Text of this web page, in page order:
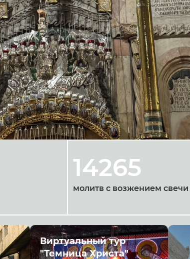
14265
молитв с возжением свечи
Виртуальный тур
"Темница Христа"